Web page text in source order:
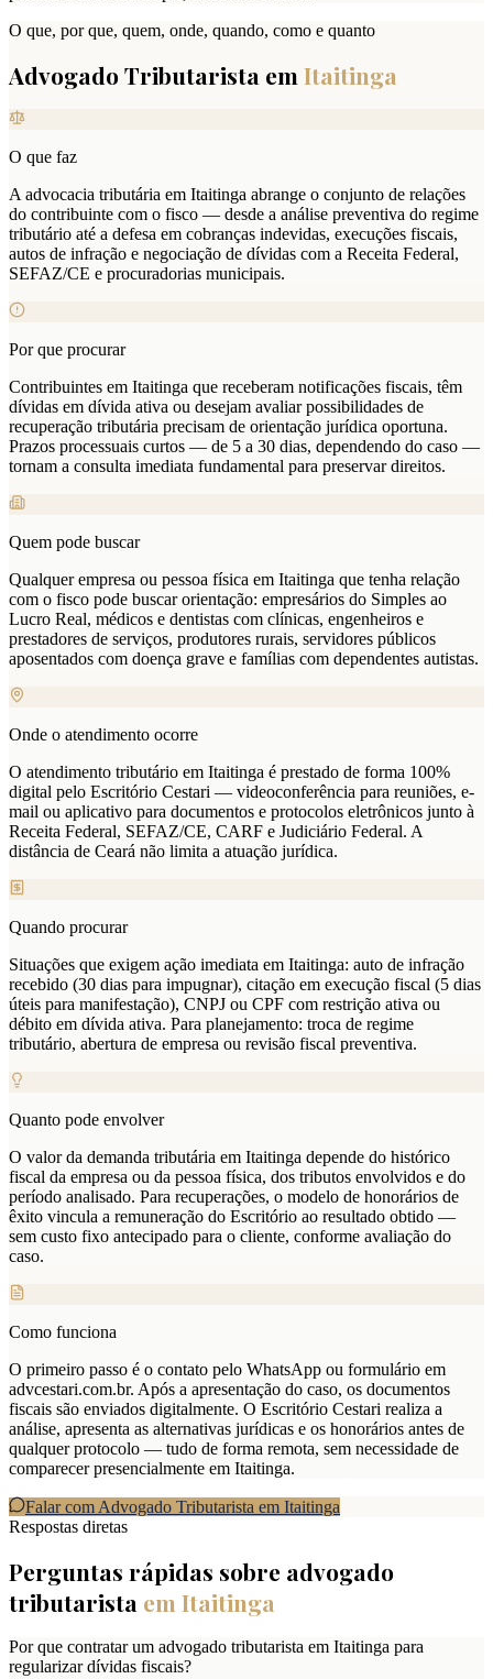
O que, por que, quem, onde, quando, como e quanto
Advogado Tributarista em Itaitinga
O que faz
A advocacia tributária em Itaitinga abrange o conjunto de relações
do contribuinte com o fisco — desde a análise preventiva do regime
tributário até a defesa em cobranças indevidas, execuções fiscais,
autos de infração e negociação de dívidas com a Receita Federal,
SEFAZ/CE e procuradorias municipais.
Por que procurar
Contribuintes em Itaitinga que receberam notificações fiscais, têm
dívidas em dívida ativa ou desejam avaliar possibilidades de
recuperação tributária precisam de orientação jurídica oportuna.
Prazos processuais curtos — de 5 a 30 dias, dependendo do caso —
tornam a consulta imediata fundamental para preservar direitos.
Quem pode buscar
Qualquer empresa ou pessoa física em Itaitinga que tenha relação
com o fisco pode buscar orientação: empresários do Simples ao
Lucro Real, médicos e dentistas com clínicas, engenheiros e
prestadores de serviços, produtores rurais, servidores públicos
aposentados com doença grave e famílias com dependentes autistas.
Onde o atendimento ocorre
O atendimento tributário em Itaitinga é prestado de forma 100%
digital pelo Escritório Cestari — videoconferência para reuniões, e-
mail ou aplicativo para documentos e protocolos eletrônicos junto à
Receita Federal, SEFAZ/CE, CARF e Judiciário Federal. A
distância de Ceará não limita a atuação jurídica.
Quando procurar
Situações que exigem ação imediata em Itaitinga: auto de infração
recebido (30 dias para impugnar), citação em execução fiscal (5 dias
úteis para manifestação), CNPJ ou CPF com restrição ativa ou
débito em dívida ativa. Para planejamento: troca de regime
tributário, abertura de empresa ou revisão fiscal preventiva.
Quanto pode envolver
O valor da demanda tributária em Itaitinga depende do histórico
fiscal da empresa ou da pessoa física, dos tributos envolvidos e do
período analisado. Para recuperações, o modelo de honorários de
êxito vincula a remuneração do Escritório ao resultado obtido —
sem custo fixo antecipado para o cliente, conforme avaliação do
caso.
Como funciona
O primeiro passo é o contato pelo WhatsApp ou formulário em
advcestari.com.br. Após a apresentação do caso, os documentos
fiscais são enviados digitalmente. O Escritório Cestari realiza a
análise, apresenta as alternativas jurídicas e os honorários antes de
qualquer protocolo — tudo de forma remota, sem necessidade de
comparecer presencialmente em Itaitinga.
Falar com Advogado Tributarista em Itaitinga
Respostas diretas
Perguntas rápidas sobre advogado
tributarista em Itaitinga
Por que contratar um advogado tributarista em Itaitinga para
regularizar dívidas fiscais?